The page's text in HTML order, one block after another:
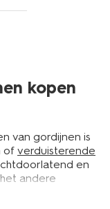
kopen
van gordijnen is
of verduisterende
en
andere
iets om over